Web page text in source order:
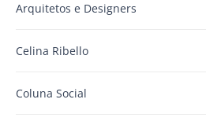
Arquitetos e Designers
Celina Ribello
Coluna Social